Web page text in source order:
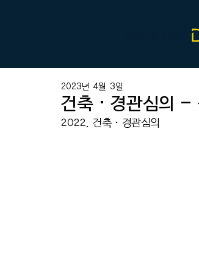
건축·경관심의 -
2023년 4월 3일
2022. 건축·경관심의